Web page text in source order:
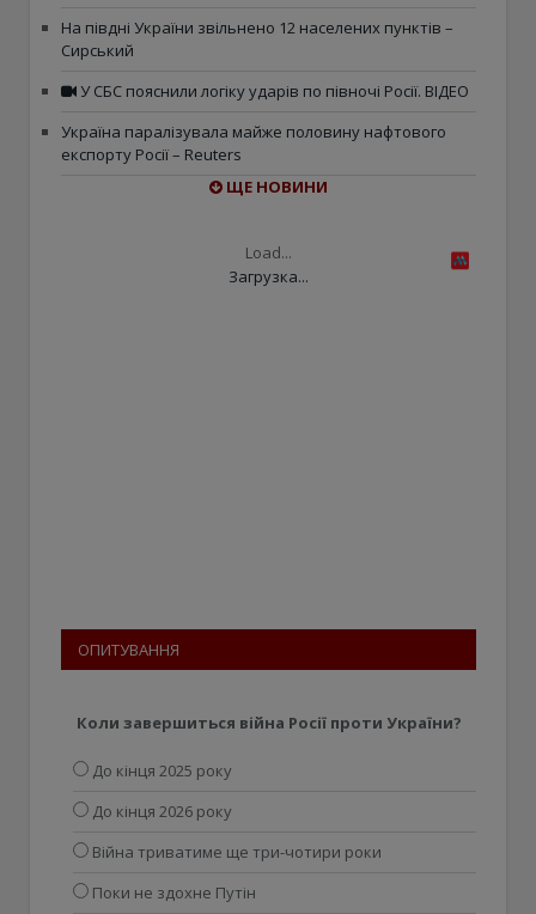
На півдні України звільнено 12 населених пунктів –
Сирський
У СБС пояснили логіку ударів по півночі Росії. ВІДЕО
Україна паралізувала майже половину нафтового
експорту Росії – Reuters
ЩЕ НОВИНИ
Load...
Загрузка...
ОПИТУВАННЯ
Коли завершиться війна Росії проти України?
До кінця 2025 року
До кінця 2026 року
Війна триватиме ще три-чотири роки
Поки не здохне Путін